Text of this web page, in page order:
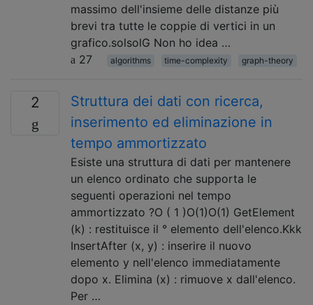
massimo dell'insieme delle distanze più
brevi tra tutte le coppie di vertici in un
grafico.solsolG Non ho idea …
27
algorithms time-complexity graph-theory
2
Struttura dei dati con ricerca,
inserimento ed eliminazione in
tempo ammortizzato
Esiste una struttura di dati per mantenere
un elenco ordinato che supporta le
seguenti operazioni nel tempo
ammortizzato ?O ( 1 )O(1)O(1) GetElement
(k) : restituisce il ° elemento dell'elenco.Kkk
InsertAfter (x, y) : inserire il nuovo
elemento y nell'elenco immediatamente
dopo x. Elimina (x) : rimuove x dall'elenco.
Per …